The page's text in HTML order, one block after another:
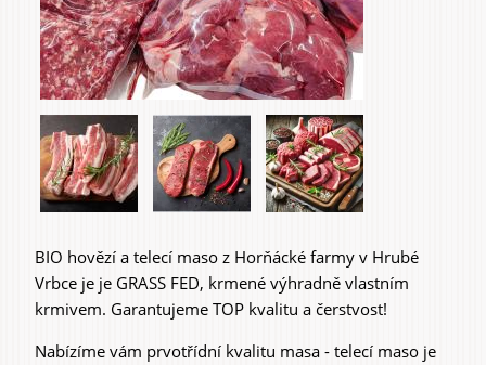
Do zahrady a sadu
Služby
BIO hovězí a telecí maso z Horňácké farmy v Hrubé
Vrbce je je GRASS FED, krmené výhradně vlastním
krmivem. Garantujeme TOP kvalitu a čerstvost!
Nabízíme vám prvotřídní kvalitu masa - telecí maso je